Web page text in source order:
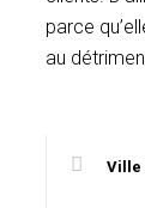
parce
au
Ville